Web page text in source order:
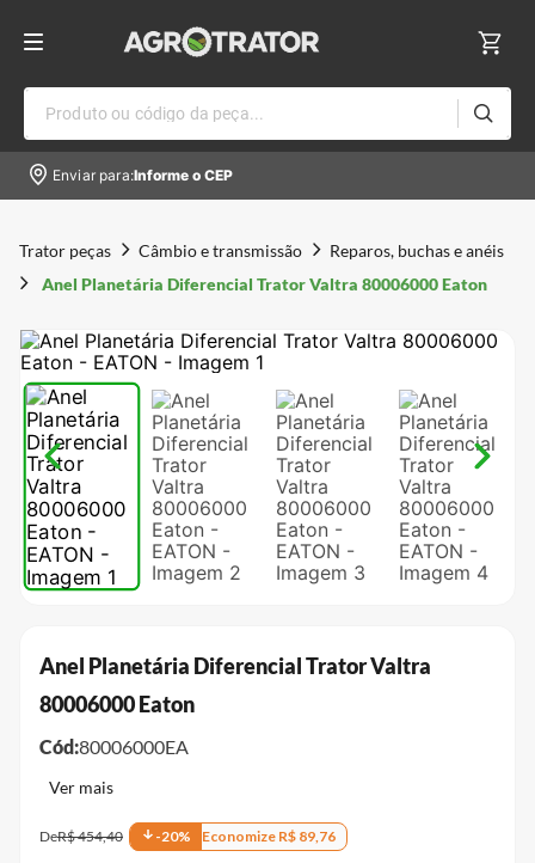
Produto ou código da peça...
Enviar para:Informe o CEP
Trator peças Câmbio e transmissão
Reparos, buchas e anéis
Anel Planetária Diferencial Trator Valtra 80006000 Eaton
Anel Planetária Diferencial Trator Valtra
80006000 Eaton
Cód:80006000EA
DeR$454,40 -20% Economize R$ 89,76